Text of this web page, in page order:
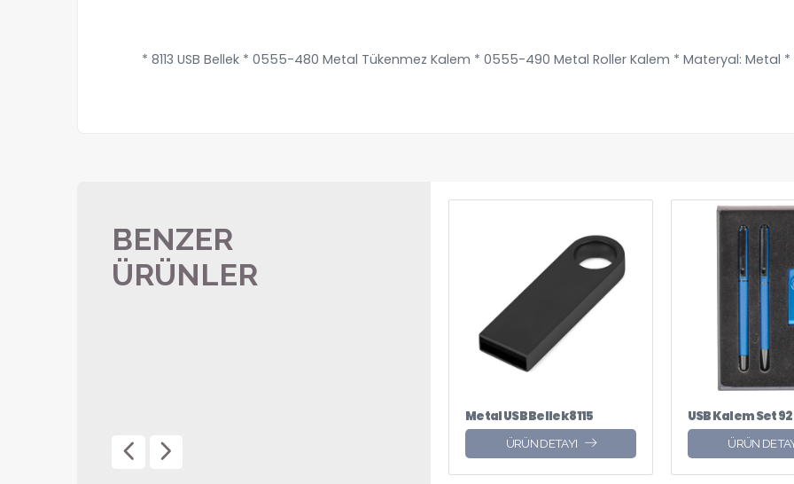
* 8113 USB Bellek * 0555-480 Metal Tükenmez Kalem * 0555-490 Metal Roller Kalem * Materyal: Metal *
BENZER
ÜRÜNLER
Metal USB Bellek 8115
ÜRÜN DETAYI
USB Kalem Set
ÜRÜN